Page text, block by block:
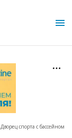
Дворец спорта с бассейном